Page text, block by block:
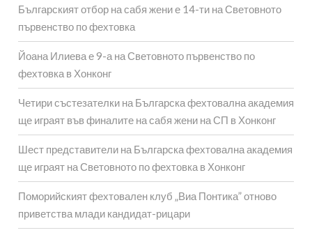
Българският отбор на сабя жени е 14-ти на Световното
първенство по фехтовка
Йоана Илиева е 9-а на Световното първенство по
фехтовка в Хонконг
Четири състезателки на Българска фехтовална академия
ще играят във финалите на сабя жени на СП в Хонконг
Шест представители на Българска фехтовална академия
ще играят на Световното по фехтовка в Хонконг
Поморийският фехтовален клуб „Виа Понтика” отново
приветства млади кандидат-рицари